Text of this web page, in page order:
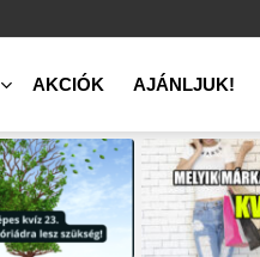
AKCIÓK AJÁNLJUK!